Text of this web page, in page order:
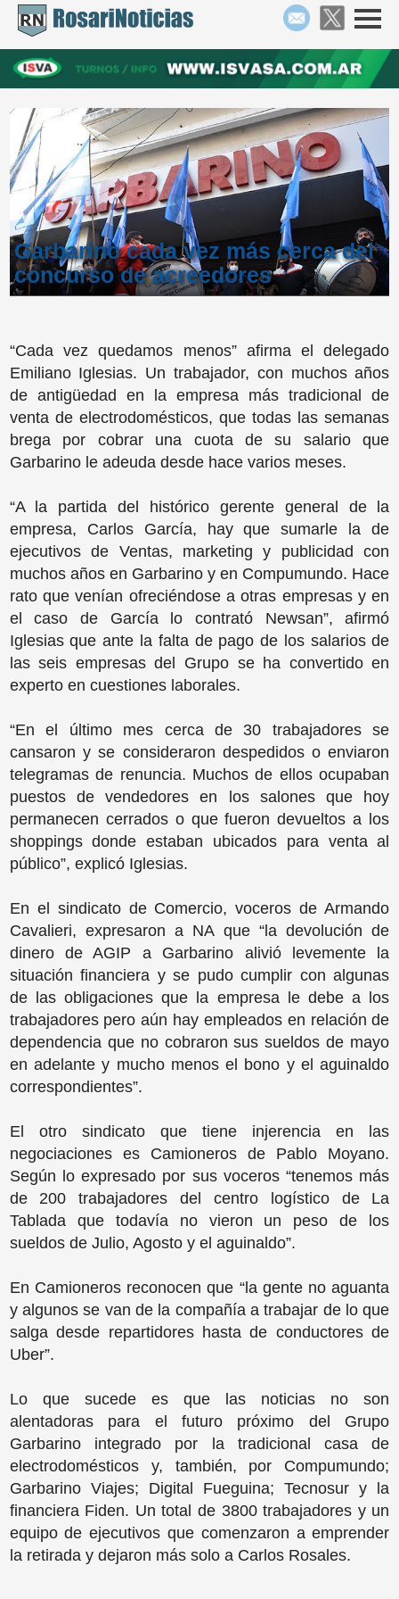
Garbarino cada vez más cerca del
concurso de acreedores
“Cada vez quedamos menos” afirma el delegado
Emiliano Iglesias. Un trabajador, con muchos años
de antigüedad en la empresa más tradicional de
venta de electrodomésticos, que todas las semanas
brega por cobrar una cuota de su salario que
Garbarino le adeuda desde hace varios meses.
“A la partida del histórico gerente general de la
empresa, Carlos García, hay que sumarle la de
ejecutivos de Ventas, marketing y publicidad con
muchos años en Garbarino y en Compumundo. Hace
rato que venían ofreciéndose a otras empresas y en
el caso de García lo contrató Newsan”, afirmó
Iglesias que ante la falta de pago de los salarios de
las seis empresas del Grupo se ha convertido en
experto en cuestiones laborales.
“En el último mes cerca de 30 trabajadores se
cansaron y se consideraron despedidos o enviaron
telegramas de renuncia. Muchos de ellos ocupaban
puestos de vendedores en los salones que hoy
permanecen cerrados o que fueron devueltos a los
shoppings donde estaban ubicados para venta al
público”, explicó Iglesias.
En el sindicato de Comercio, voceros de Armando
Cavalieri, expresaron a NA que “la devolución de
dinero de AGIP a Garbarino alivió levemente la
situación financiera y se pudo cumplir con algunas
de las obligaciones que la empresa le debe a los
trabajadores pero aún hay empleados en relación de
dependencia que no cobraron sus sueldos de mayo
en adelante y mucho menos el bono y el aguinaldo
correspondientes”.
El otro sindicato que tiene injerencia en las
negociaciones es Camioneros de Pablo Moyano.
Según lo expresado por sus voceros “tenemos más
de 200 trabajadores del centro logístico de La
Tablada que todavía no vieron un peso de los
sueldos de Julio, Agosto y el aguinaldo”.
En Camioneros reconocen que “la gente no aguanta
y algunos se van de la compañía a trabajar de lo que
salga desde repartidores hasta de conductores de
Uber”.
Lo que sucede es que las noticias no son
alentadoras para el futuro próximo del Grupo
Garbarino integrado por la tradicional casa de
electrodomésticos y, también, por Compumundo;
Garbarino Viajes; Digital Fueguina; Tecnosur y la
financiera Fiden. Un total de 3800 trabajadores y un
equipo de ejecutivos que comenzaron a emprender
la retirada y dejaron más solo a Carlos Rosales.